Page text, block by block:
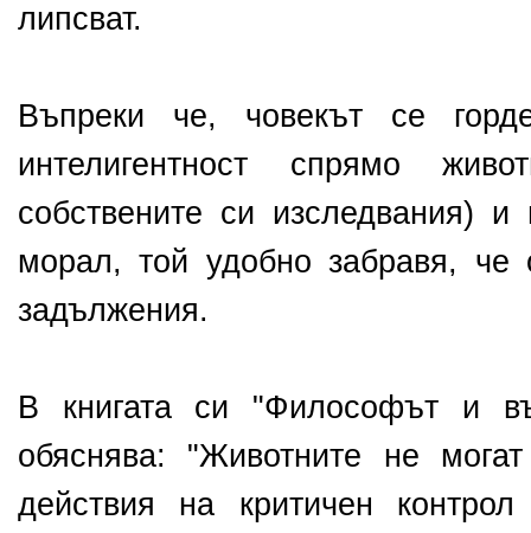
липсват.
Въпреки че, човекът се
интелигентност спрямо
собствените си изследвания) и
морал, той удобно забравя, че
задължения.
В книгата си "Философът и
обяснява: "Животните не
действия на критичен